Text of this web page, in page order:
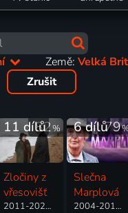
Země:Velká
Zrušit
82%
11 dílů
Zločiny z
vřesovišť
2011-2025 | Velká Británie | Krimi, Drama, Mysteriózní
79
6 dílů
Slečna
Marplová
2004-2013 | Velká Británie | Krimi, Drama, Mysteriózní, Povídkový, Válečný